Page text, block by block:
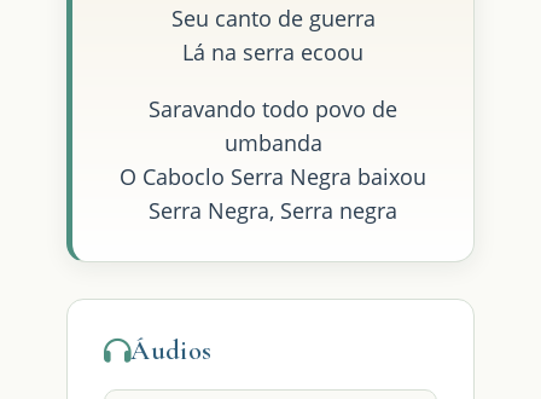
Seu canto de guerra
Lá na serra ecoou
Saravando todo povo de
umbanda
O Caboclo Serra Negra baixou
Serra Negra, Serra negra
Áudios